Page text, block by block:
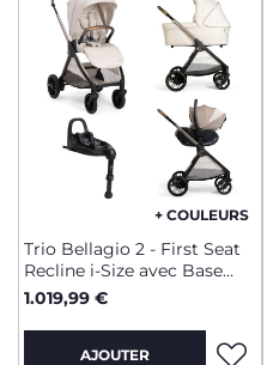
+ COULEURS
Trio Bellagio 2 - First Seat
Recline i-Size avec Base
rotative
1.019,99 €
AJOUTER